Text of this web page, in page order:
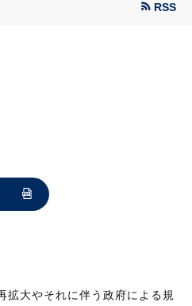
RSS
大やそれに伴う政府による規